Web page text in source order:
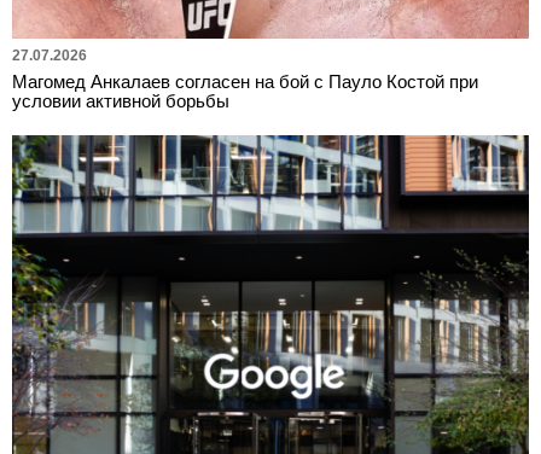
27.07.2026
Магомед Анкалаев согласен на бой с Пауло Костой при
условии активной борьбы